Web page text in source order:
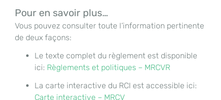
Pour en savoir plus…
Vous pouvez consulter toute l’information pertinente
de deux façons:
Le texte complet du règlement est disponible
ici: Règlements et politiques – MRCVR
La carte interactive du RCI est accessible ici:
Carte interactive – MRCV